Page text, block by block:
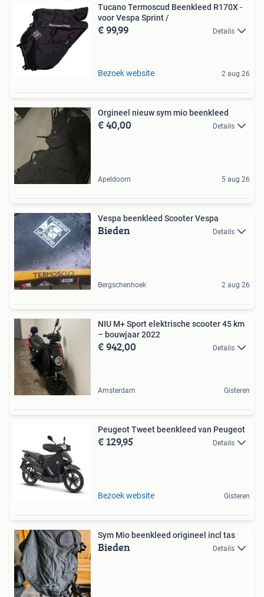
Tucano Termoscud Beenkleed R170X -
voor Vespa Sprint /
€ 99,99 Details
Bezoek website 2 aug 26
Orgineel nieuw sym mio beenkleed
€ 40,00 Details
Apeldoorn 5 aug 26
Vespa beenkleed Scooter Vespa
Bieden Details
Bergschenhoek 2 aug 26
NIU M+ Sport elektrische scooter 45 km
– bouwjaar 2022
€ 942,00 Details
Amsterdam Gisteren
Peugeot Tweet beenkleed van Peugeot
€ 129,95 Details
Bezoek website Gisteren
Sym Mio beenkleed origineel incl tas
Bieden Details